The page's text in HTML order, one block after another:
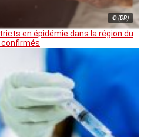
© (DR)
en épidémie dans la région du
confirmés